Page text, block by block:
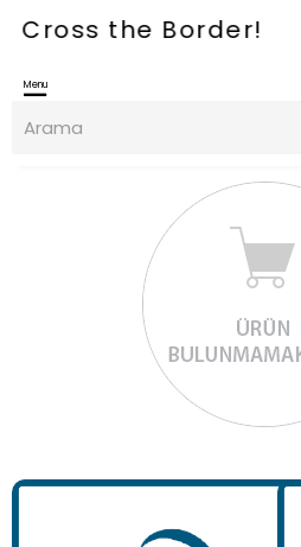
the Border!
Menu